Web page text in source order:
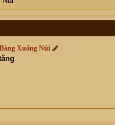
Xuống Núi